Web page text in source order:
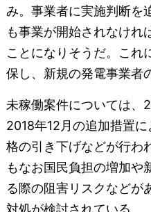
み。事業者に実施判断を
も事業が開始されなけれ
ことになりそうだ。これ
保し、新規の発電事業者
未稼働案件については、
2018年12月の追加措置
格の引き下げなどが行わ
もなお国民負担の増加や
る際の阻害リスクなどが
対処が検討されている。